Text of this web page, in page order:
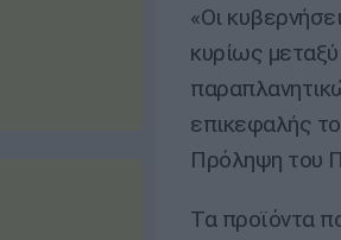
«Οι
κυρίως
επικεφαλής
Πρόληψη του
Τα προϊόντα